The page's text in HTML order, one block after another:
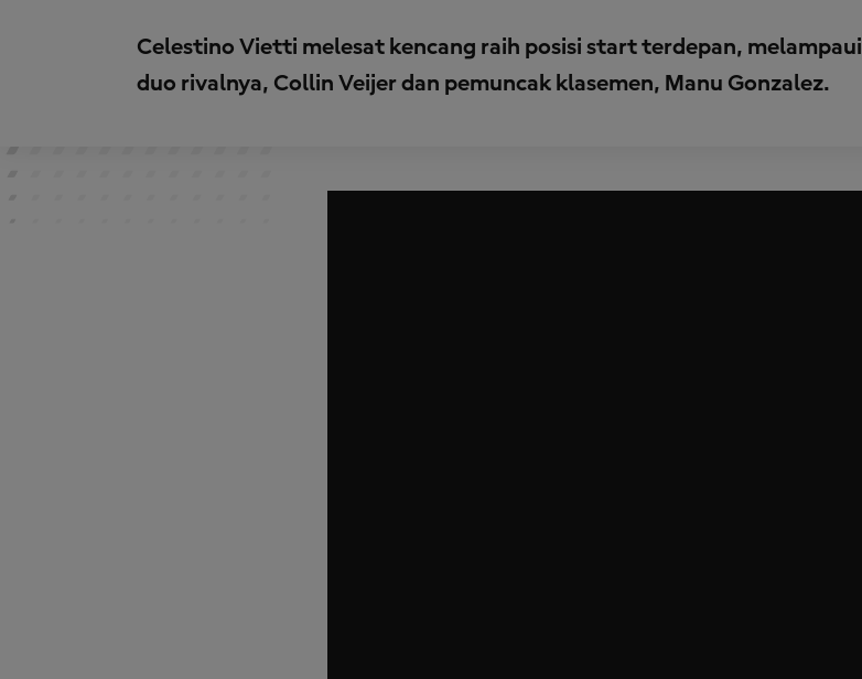
Celestino Vietti melesat kencang raih posisi start terdepan, melampaui
duo rivalnya, Collin Veijer dan pemuncak klasemen, Manu Gonzalez.